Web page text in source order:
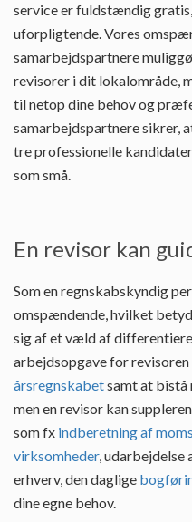
service er fuldstændig
uforpligtende. Vores
samarbejdspartnere
revisorer i dit lokalområde,
til netop dine behov og
samarbejdspartnere sikrer,
tre professionelle
som små.
En revisor kan
Som en regnskabskyndig
omspændende, hvilket
sig af et væld af
arbejdsopgave for
årsregnskabetsamt at bistå
men en revisor kan
som fx indberetning af moms
virksomheder, udarbejdelse
erhverv, den daglige
dine egne behov.